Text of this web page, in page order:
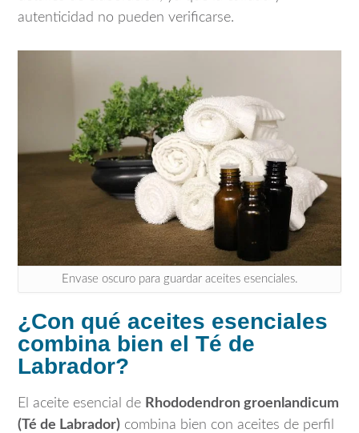
autenticidad no pueden verificarse.
Envase oscuro para guardar aceites esenciales.
¿Con qué aceites esenciales
combina bien el Té de
Labrador?
El aceite esencial de Rhododendron groenlandicum
(Té de Labrador) combina bien con aceites de perfil